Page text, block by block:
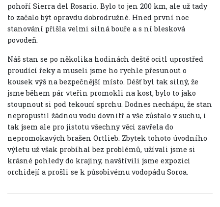
pohoří Sierra del Rosario. Bylo to jen 200 km, ale už tady
to začalo být opravdu dobrodružné. Hned první noc
stanování přišla velmi silná bouře a s ní blesková
povodeň.
Náš stan se po několika hodinách deště ocitl uprostřed
proudící řeky a museli jsme ho rychle přesunout o
kousek výš na bezpečnější místo. Déšť byl tak silný, že
jsme během pár vteřin promokli na kost, bylo to jako
stoupnout si pod tekoucí sprchu. Dodnes nechápu, že stan
nepropustil žádnou vodu dovnitř a vše zůstalo v suchu, i
tak jsem ale pro jistotu všechny věci zavřela do
nepromokavých brašen Ortlieb. Zbytek tohoto úvodního
výletu už však probíhal bez problémů, užívali jsme si
krásné pohledy do krajiny, navštívili jsme expozici
orchidejí a prošli se k působivému vodopádu Soroa.